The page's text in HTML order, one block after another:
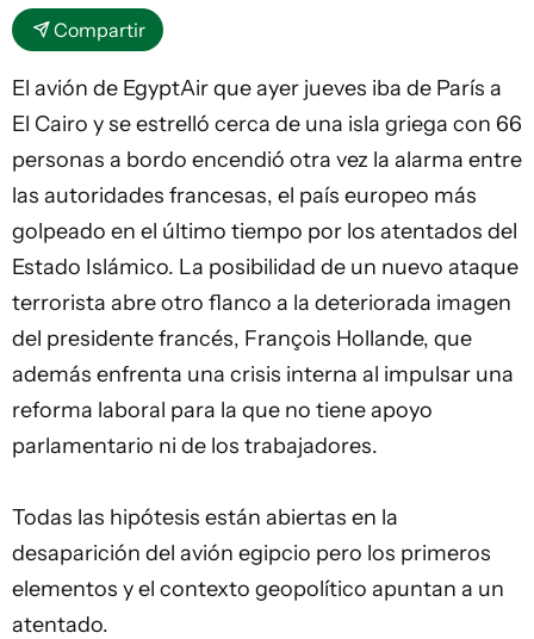
Compartir
El avión de EgyptAir que ayer jueves iba de París a
El Cairo y se estrelló cerca de una isla griega con 66
personas a bordo encendió otra vez la alarma entre
las autoridades francesas, el país europeo más
golpeado en el último tiempo por los atentados del
Estado Islámico. La posibilidad de un nuevo ataque
terrorista abre otro flanco a la deteriorada imagen
del presidente francés, François Hollande, que
además enfrenta una crisis interna al impulsar una
reforma laboral para la que no tiene apoyo
parlamentario ni de los trabajadores.
Todas las hipótesis están abiertas en la
desaparición del avión egipcio pero los primeros
elementos y el contexto geopolítico apuntan a un
atentado.